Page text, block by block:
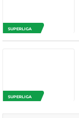
SUPERLIGA
SUPERLIGA